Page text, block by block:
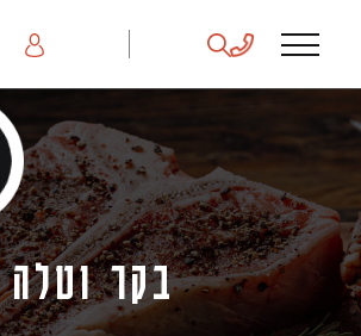
בקר וטלה